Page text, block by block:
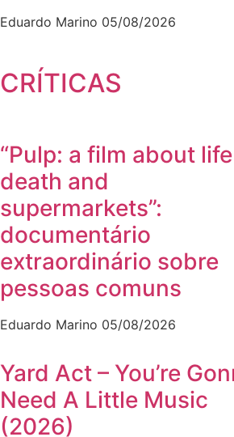
Eduardo Marino 05/08/2026
CRÍTICAS
“Pulp: a film about life
death and
supermarkets”:
documentário
extraordinário sobre
pessoas comuns
Eduardo Marino 05/08/2026
Yard Act – You’re
Need A Little Music
(2026)